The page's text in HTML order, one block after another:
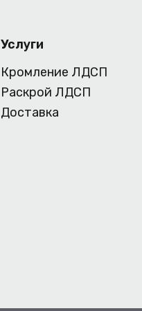
Услуги
Кромление ЛДСП
Раскрой ЛДСП
Доставка